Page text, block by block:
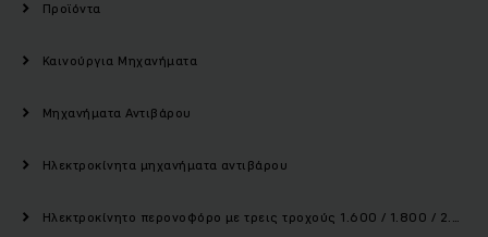
Προϊόντα
Καινούργια Μηχανήματα
Μηχανήματα Αντιβάρου
Ηλεκτροκίνητα μηχανήματα αντιβάρου
Ηλεκτροκίνητο περονοφόρο με τρεις τροχούς 1.600 / 1.800 / 2.000 kg